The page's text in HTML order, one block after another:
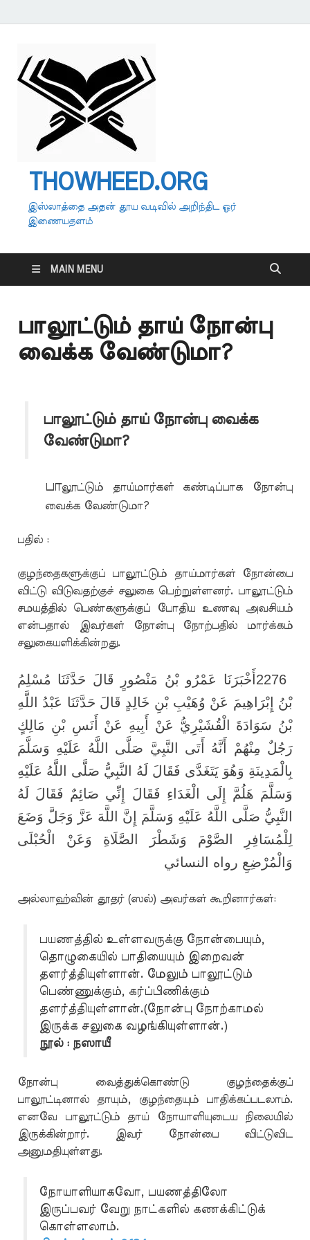
THOWHEED.ORG
இஸ்லாத்தை அதன் தூய வடிவில் அறிந்திட ஓர்
இணையதளம்
MAIN MENU
பாலூட்டும் தாய் நோன்பு
வைக்க வேண்டுமா?
பாலூட்டும் தாய் நோன்பு வைக்க
வேண்டுமா?
பாலூட்டும் தாய்மார்கள் கண்டிப்பாக நோன்பு
வைக்க வேண்டுமா?
பதில் :
குழந்தைகளுக்குப் பாலூட்டும் தாய்மார்கள் நோன்பை
விட்டு விடுவதற்குச் சலுகை பெற்றுள்ளனர். பாலூட்டும்
சமயத்தில் பெண்களுக்குப் போதிய உணவு அவசியம்
என்பதால் இவர்கள் நோன்பு நோற்பதில் மார்க்கம்
சலுகையளிக்கின்றது.
2276 أَخْبَرَنَا عَمْرُو بْنُ مَنْصُورٍ قَالَ حَدَّثَنَا مُسْلِمُ
بْنُ إِبْرَاهِيمَ عَنْ وُهَيْبِ بْنِ خَالِدٍ قَالَ حَدَّثَنَا عَبْدُ اللَّهِ
بْنُ سَوَادَةَ الْقُشَيْرِيُّ عَنْ أَبِيهِ عَنْ أَنَسِ بْنِ مَالِكٍ
رَجُلٌ مِنْهُمْ أَنَّهُ أَتَى النَّبِيَّ صَلَّى اللَّهُ عَلَيْهِ وَسَلَّمَ
بِالْمَدِينَةِ وَهُوَ يَتَغَدَّى فَقَالَ لَهُ النَّبِيُّ صَلَّى اللَّهُ عَلَيْهِ
وَسَلَّمَ هَلُمَّ إِلَى الْغَدَاءِ فَقَالَ إِنِّي صَائِمٌ فَقَالَ لَهُ
النَّبِيُّ صَلَّى اللَّهُ عَلَيْهِ وَسَلَّمَ إِنَّ اللَّهَ عَزَّ وَجَلَّ وَضَعَ
لِلْمُسَافِرِ الصَّوْمَ وَشَطْرَ الصَّلَاةِ وَعَنْ الْحُبْلَى
وَالْمُرْضِعِ رواه النسائي
அல்லாஹ்வின் தூதர் (ஸல்) அவர்கள் கூறினார்கள்:
பயணத்தில் உள்ளவருக்கு நோன்பையும்,
தொழுகையில் பாதியையும் இறைவன்
தளர்த்தியுள்ளான். மேலும் பாலூட்டும்
பெண்ணுக்கும், கர்ப்பிணிக்கும்
தளர்த்தியுள்ளான்.(நோன்பு நோற்காமல்
இருக்க சலுகை வழங்கியுள்ளான்.)
நூல் : நஸாயீ
நோன்பு வைத்துக்கொண்டு குழந்தைக்குப்
பாலூட்டினால் தாயும், குழந்தையும் பாதிக்கப்படலாம்.
எனவே பாலூட்டும் தாய் நோயாளியுடைய நிலையில்
இருக்கின்றார். இவர் நோன்பை விட்டுவிட
அனுமதியுள்ளது.
நோயாளியாகவோ, பயணத்திலோ
இருப்பவர் வேறு நாட்களில் கணக்கிட்டுக்
கொள்ளலாம்.